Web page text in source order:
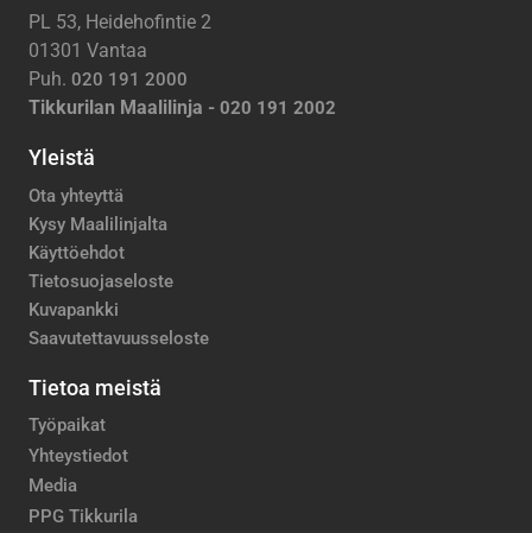
PL 53, Heidehofintie 2
01301 Vantaa
Puh. 020 191 2000
Tikkurilan Maalilinja - 020 191 2002
Yleistä
Ota yhteyttä
Kysy Maalilinjalta
Käyttöehdot
Tietosuojaseloste
Kuvapankki
Saavutettavuusseloste
Tietoa meistä
Työpaikat
Yhteystiedot
Media
PPG Tikkurila